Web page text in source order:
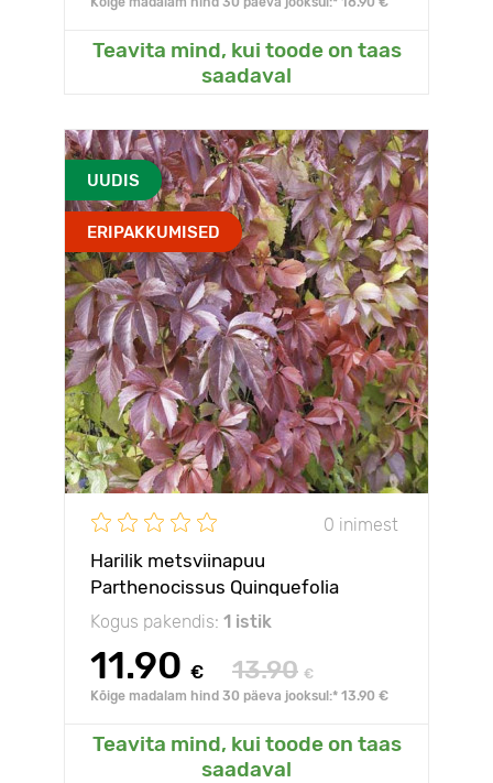
Teavita mind, kui toode on taas
saadaval
UUDIS
ERIPAKKUMISED
0 inimest
Harilik metsviinapuu
Parthenocissus Quinquefolia
Redwall Troki ®, С2
Kogus pakendis: 1 istik
11.90 € 13.90 €
Kõige madalam hind 30 päeva jooksul:* 13.90 €
Teavita mind, kui toode on taas
saadaval